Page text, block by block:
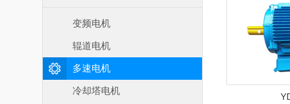
变频电机
辊道电机
多速电机
冷却塔电机